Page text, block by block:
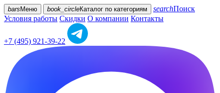
bars Меню book_circleКаталог по категориям searchПоиск
Условия работы Скидки О компании Контакты
+7 (495) 921-39-22